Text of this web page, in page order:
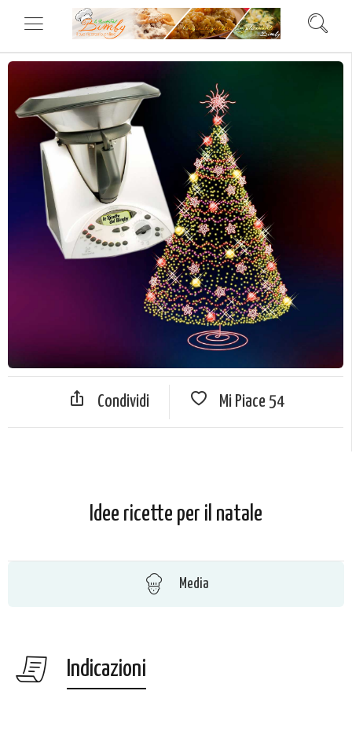
Condividi Mi Piace 54
Idee ricette per il natale
Media
Indicazioni